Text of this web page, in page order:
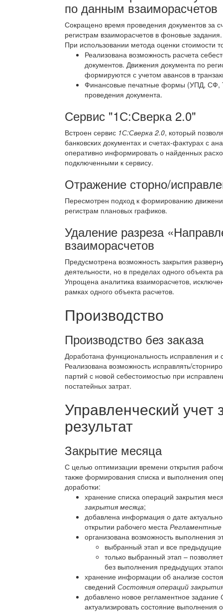
по данным взаиморасчетов
Сокращено время проведения документов за
регистрам взаиморасчетов в фоновые задания.
При использовании метода оценки стоимости
Реализована возможность расчета
документов. Движения документа по
формируются с учетом авансов в
Финансовые печатные формы (УПД, СФ,
проведения документа.
Сервис "1С:Сверка 2.0"
Встроен сервис 1С:Сверка 2.0, который
банковских документах и счетах-фактурах с
оперативно информировать о найденных
подключенными к сервису.
Отражение сторно/
Пересмотрен подход к формированию
регистрам плановых графиков.
Удаление разреза
взаиморасчетов
Предусмотрена возможность закрытия
деятельности, но в пределах одного объекта
Упрощена аналитика взаиморасчетов,
рамках одного объекта расчетов.
Производство
Производство без заказа
Доработана функциональность исправления и
Реализована возможность исправлять/
партий с новой себестоимостью при
постатейных затрат.
Управленческий
результат
Закрытие месяца
С целью оптимизации времени открытия
также формирования списка и выполнения
доработки:
хранение списка операций закрытия
закрытия месяца;
добавлена информация о дате
открытии рабочего места Регламентные
организована возможность выполнения
выбранный этап и все предыдущие
только выбранный этап –
без выполнения предыдущих
хранение информации об анализе
сведений Состояния операций
добавлено новое регламентное задание
актуализировать состояние